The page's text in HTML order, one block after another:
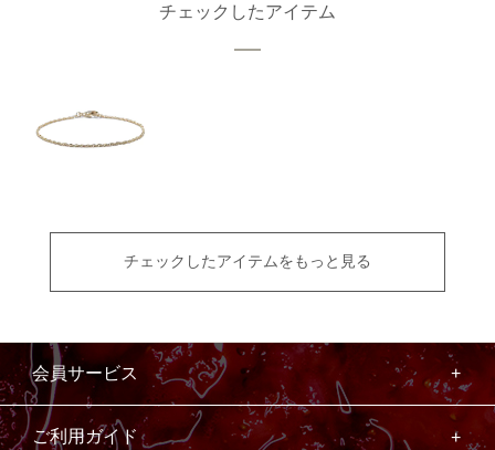
チェックしたアイテム
チェックしたアイテムをもっと見る
会員サービス
ご利用ガイド